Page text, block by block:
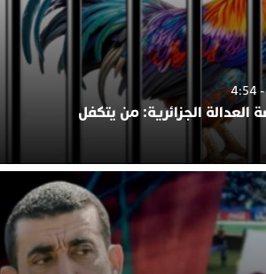
الجزائرية: من يتكفل